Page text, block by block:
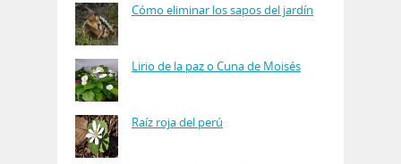
Cómo eliminar los sapos del jardín
Lirio de la paz o Cuna de Moisés
Raíz roja del perú